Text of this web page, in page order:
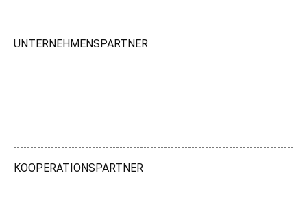
UNTERNEHMENSPARTNER
KOOPERATIONSPARTNER